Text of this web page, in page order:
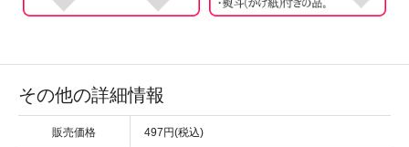
その他の詳細情報
販売価格 497円(税込)